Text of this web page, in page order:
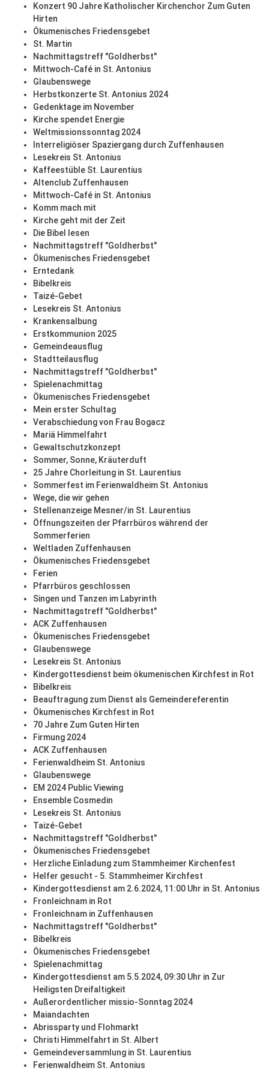
Konzert 90 Jahre Katholischer Kirchenchor Zum Guten
Hirten
Ökumenisches Friedensgebet
St. Martin
Nachmittagstreff "Goldherbst"
Mittwoch-Café in St. Antonius
Glaubenswege
Herbstkonzerte St. Antonius 2024
Gedenktage im November
Kirche spendet Energie
Weltmissionssonntag 2024
Interreligiöser Spaziergang durch Zuffenhausen
Lesekreis St. Antonius
Kaffeestüble St. Laurentius
Altenclub Zuffenhausen
Mittwoch-Café in St. Antonius
Komm mach mit
Kirche geht mit der Zeit
Die Bibel lesen
Nachmittagstreff "Goldherbst"
Ökumenisches Friedensgebet
Erntedank
Bibelkreis
Taizé-Gebet
Lesekreis St. Antonius
Krankensalbung
Erstkommunion 2025
Gemeindeausflug
Stadtteilausflug
Nachmittagstreff "Goldherbst"
Spielenachmittag
Ökumenisches Friedensgebet
Mein erster Schultag
Verabschiedung von Frau Bogacz
Mariä Himmelfahrt
Gewaltschutzkonzept
Sommer, Sonne, Kräuterduft
25 Jahre Chorleitung in St. Laurentius
Sommerfest im Ferienwaldheim St. Antonius
Wege, die wir gehen
Stellenanzeige Mesner/in St. Laurentius
Öffnungszeiten der Pfarrbüros während der
Sommerferien
Weltladen Zuffenhausen
Ökumenisches Friedensgebet
Ferien
Pfarrbüros geschlossen
Singen und Tanzen im Labyrinth
Nachmittagstreff "Goldherbst"
ACK Zuffenhausen
Ökumenisches Friedensgebet
Glaubenswege
Lesekreis St. Antonius
Kindergottesdienst beim ökumenischen Kirchfest in Rot
Bibelkreis
Beauftragung zum Dienst als Gemeindereferentin
Ökumenisches Kirchfest in Rot
70 Jahre Zum Guten Hirten
Firmung 2024
ACK Zuffenhausen
Ferienwaldheim St. Antonius
Glaubenswege
EM 2024 Public Viewing
Ensemble Cosmedin
Lesekreis St. Antonius
Taizé-Gebet
Nachmittagstreff "Goldherbst"
Ökumenisches Friedensgebet
Herzliche Einladung zum Stammheimer Kirchenfest
Helfer gesucht - 5. Stammheimer Kirchfest
Kindergottesdienst am 2.6.2024, 11:00 Uhr in St. Antonius
Fronleichnam in Rot
Fronleichnam in Zuffenhausen
Nachmittagstreff "Goldherbst"
Bibelkreis
Ökumenisches Friedensgebet
Spielenachmittag
Kindergottesdienst am 5.5.2024, 09:30 Uhr in Zur
Heiligsten Dreifaltigkeit
Außerordentlicher missio-Sonntag 2024
Maiandachten
Abrissparty und Flohmarkt
Christi Himmelfahrt in St. Albert
Gemeindeversammlung in St. Laurentius
Ferienwaldheim St. Antonius